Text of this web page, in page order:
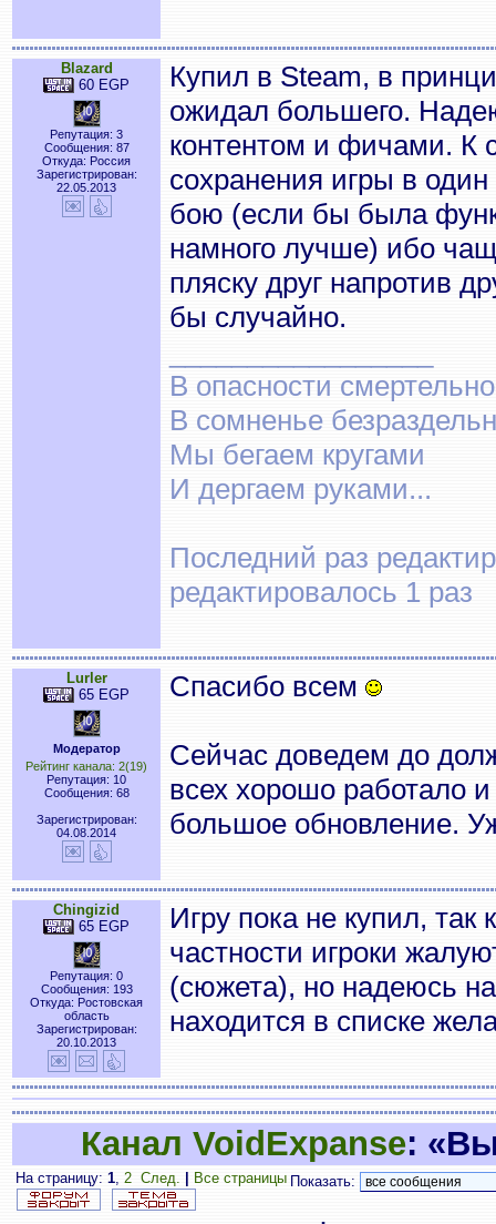
Blazard
60 EGP
Репутация: 3
Сообщения: 87
Откуда: Россия
Зарегистрирован:
22.05.2013
Купил в Steam, в
ожидал большего.
контентом и фичами. К
сохранения игры в
бою (если бы была
намного лучше) ибо
пляску друг напротив
бы случайно.
В опасности
В сомненье
Мы бегаем кругами
И дергаем руками...
Последний раз
редактировалось 1 раз
Lurler
65 EGP
Модератор
Рейтинг канала: 2(19)
Репутация: 10
Сообщения: 68
Зарегистрирован:
04.08.2014
Спасибо всем
Сейчас доведем до
всех хорошо работало
большое обновление.
Chingizid
65 EGP
Репутация: 0
Сообщения: 193
Откуда: Ростовская
область
Зарегистрирован:
20.10.2013
Игру пока не купил,
частности игроки
(сюжета), но надеюсь
находится в списке
Канал VoidExpanse: «Вы
На страницу: 1, 2 След. Все страницы Показать: